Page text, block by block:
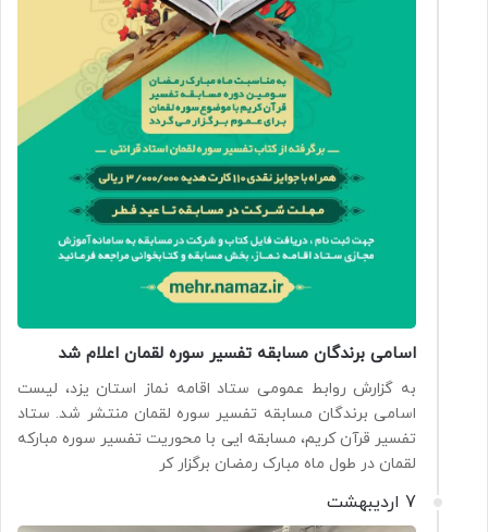
اسامی برندگان مسابقه تفسیر سوره لقمان اعلام شد
به گزارش روابط عمومی ستاد اقامه نماز استان یزد، لیست
اسامی برندگان مسابقه تفسیر سوره لقمان منتشر شد. ستاد
تفسیر قرآن کریم، مسابقه ایی با محوریت تفسیر سوره مبارکه
لقمان در طول ماه مبارک رمضان برگزار کر
7 اردیبهشت